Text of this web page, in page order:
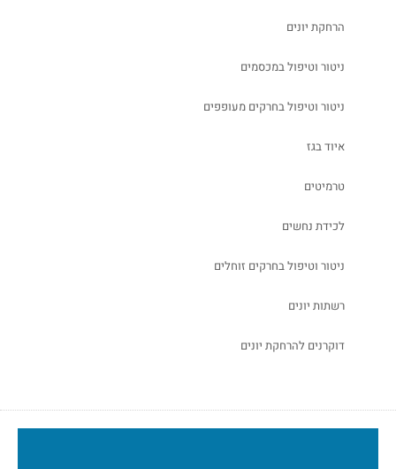
הרחקת יונים
ניטור וטיפול במכסמים
ניטור וטיפול בחרקים מעופפים
איוד בגז
טרמיטים
לכידת נחשים
ניטור וטיפול בחרקים זוחלים
רשתות יונים
דוקרנים להרחקת יונים